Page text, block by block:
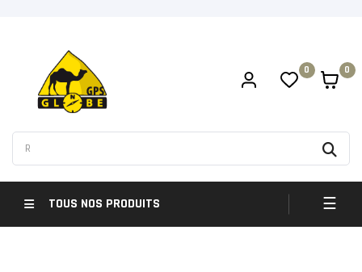
0 0
TOUS NOS PRODUITS ☰